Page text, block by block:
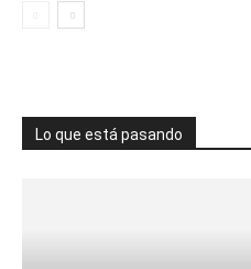
Lo que está pasando